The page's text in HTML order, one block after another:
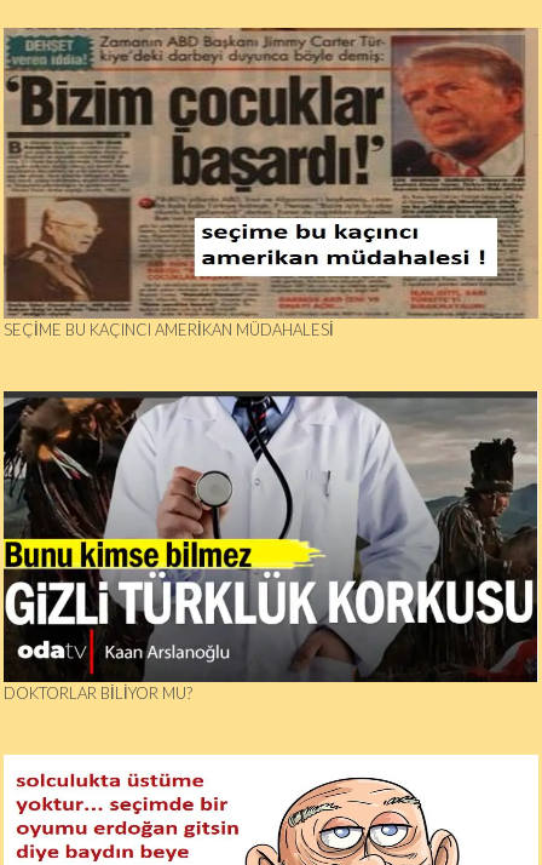
SEÇIME BU KAÇINCI AMERIKAN MÜDAHALESI
DOKTORLAR BİLİYOR MU?